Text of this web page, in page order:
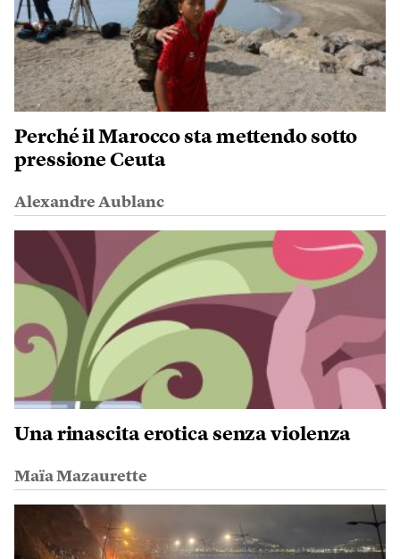
Perché il Marocco sta mettendo sotto
pressione Ceuta
Alexandre Aublanc
Una rinascita erotica senza violenza
Maïa Mazaurette